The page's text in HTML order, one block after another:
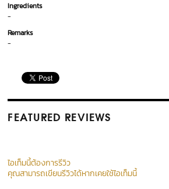
Ingredients
-
Remarks
-
FEATURED REVIEWS
ไอเท็มนี้ต้องการรีวิว
คุณสามารถเขียนรีวิวได้หากเคยใช้ไอเท็มนี้